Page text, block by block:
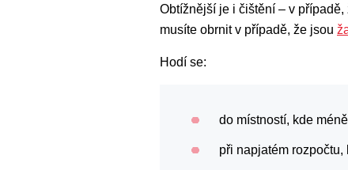
Obtížnější je i čištění – v
musíte obrnit v případě, že jsou
Hodí se:
do místností, kde
při napjatém